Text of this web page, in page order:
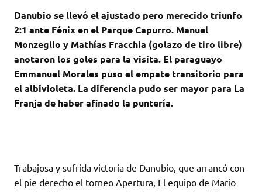
it
te
r
at
s
A
p
p
e
b
o
o
k
m
p
ar
ti
r
Danubio se llevó el ajustado pero merecido triunfo
2:1 ante Fénix en el Parque Capurro. Manuel
Monzeglio y Mathías Fracchia (golazo de tiro libre)
anotaron los goles para la visita. El paraguayo
Emmanuel Morales puso el empate transitorio para
el albivioleta. La diferencia pudo ser mayor para La
Franja de haber afinado la puntería.
Trabajosa y sufrida victoria de Danubio, que arrancó con
el pie derecho el torneo Apertura, El equipo de Mario